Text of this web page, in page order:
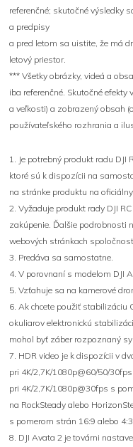
referenčné; skutočné výsledky
a predpisy
a pred letom sa uistite, že má
letový priestor.
*** Všetky obrázky, videá a
iba referenčné. Skutočné
a veľkosti) a zobrazený obsah
používateľského rozhrania a
1. Je potrebný produkt radu DJI
ktoré sú k dispozícii na
na stránke produktu na
2. Vyžaduje produkt rady DJI
zakúpenie. Ďalšie podrobnosti
webových stránkach spoločnosti
3. Predáva sa samostatne.
4. V porovnaní s modelom DJI
5. Vzťahuje sa na kamerové
6. Ak chcete použiť stabilizáciu
okuliarov elektronickú
mohol byť záber rozpoznaný
7. HDR video je k dispozícii v
pri 4K/2,7K/1080p@60/50/
pri 4K/2,7K/1080p@30fps s
na RockSteady alebo
s pomerom strán 16:9 alebo 4:3.
8. DJI Avata 2 je továrni